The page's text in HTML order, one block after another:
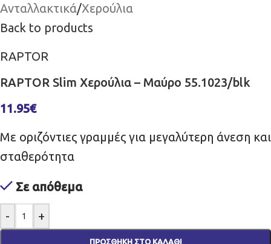
Ανταλλακτικά/Χερούλια
Back to products
RAPTOR
RAPTOR Slim Χερούλια – Μαύρο 55.1023/blk
11.95€
Με οριζόντιες γραμμές για μεγαλύτερη άνεση και
σταθερότητα
Σε απόθεμα
- +
ΠΡΟΣΘΉΚΗ ΣΤΟ ΚΑΛΆΘΙ